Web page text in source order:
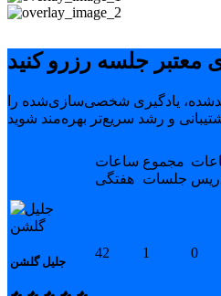
معتبر جلسه رزرو کنید
یادگیری شخصی‌سازی‌شده را
و رشد سریع‌تر بهره‌مند شوید
ساعات
هفتگی
مجموع
جلسات
جلیل گلشن
42 1 0